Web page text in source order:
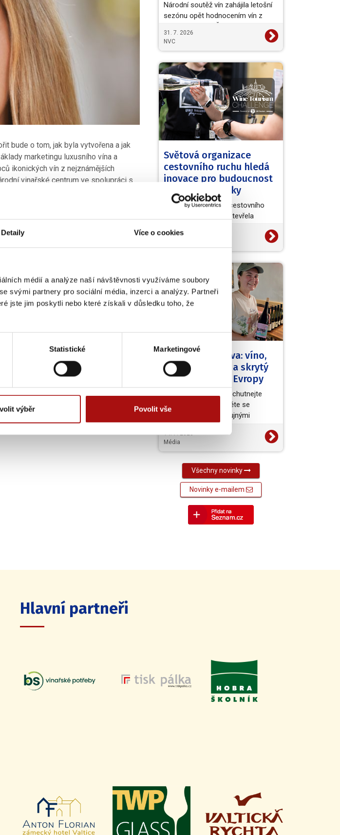
Detaily Více o cookies
médií a analýze naší návštěvnosti využíváme soubory
svými partnery pro sociální média, inzerci a analýzy. Partneři
jste jim poskytli nebo které získali v důsledku toho, že
Statistické Marketingové
výběr Povolit vše
bude o tom, jak byla vytvořena a jak
marketingu luxusního vína a
ikonických vín z nejznámějších
vinařské centrum ve spolupráci s
vín a také 18. 9. na Mendelově
e-mailem.
Národní soutěž vín zahájila letošní
sezónu opět hodnocením vín z
Šampiona a zároveň…
31. 7. 2026
NVC
Světová organizace
cestovního ruchu hledá
inovace pro budoucnost
vinařské turistiky
Světová organizace cestovního
ruchu (UN Tourism) otevřela
Tourism Innovation Challenge,…
20. 7. 2026
Kouzelná Morava: víno,
barokní zámky a skrytý
poklad střední Evropy
Užijte si skvělá vína, ochutnejte
vynikající jídlo a projděte se
barokními zámky s bujnými
14. 7. 2026
Média
Všechny novinky
Novinky e-mailem
Hlavní partneři